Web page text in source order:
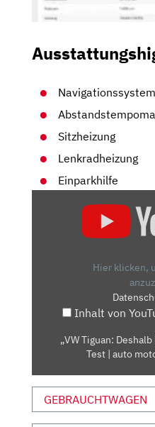
Navigationssystem
Sitzheizung
Lenkradheizung
Einparkhilfe
AUSLAUFMODELL!
MOTOR
UND
Hier klicken,
Inhalt von
„VW Tiguan:
Test | auto
GEBRAUCHTWAGEN